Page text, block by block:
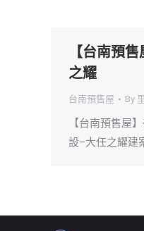
【台南預
之耀
台南預售屋 By
【台南預售屋
設–大任之耀建